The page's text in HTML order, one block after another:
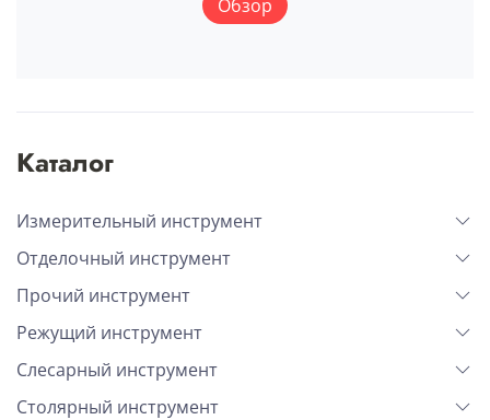
Обзор
Каталог
Измерительный инструмент
Отделочный инструмент
Прочий инструмент
Режущий инструмент
Слесарный инструмент
Столярный инструмент